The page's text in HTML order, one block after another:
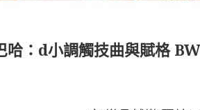
哈：d小調觸技曲與賦格